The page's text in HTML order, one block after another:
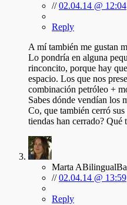
//02.04.14 @ 12:04
Reply
A mí también me gustan
Lo pondría en alguna
rinconcito, porque hay
espacio. Los que nos
combinación petróleo +
Sabes dónde vendían los
Co, que también cerró
tiendas han cerrado? Qué
Marta
//02.04.14 @ 13:59
Reply